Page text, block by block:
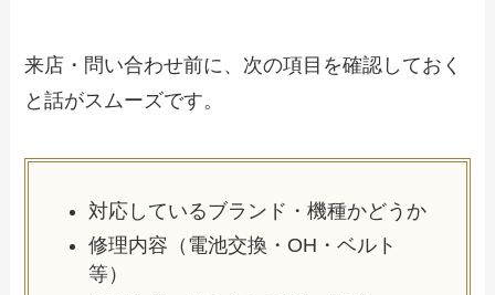
来店・問い合わせ前に、次の項目を確認しておく
と話がスムーズです。
対応しているブランド・機種かどうか
修理内容（電池交換・OH・ベルト
等）